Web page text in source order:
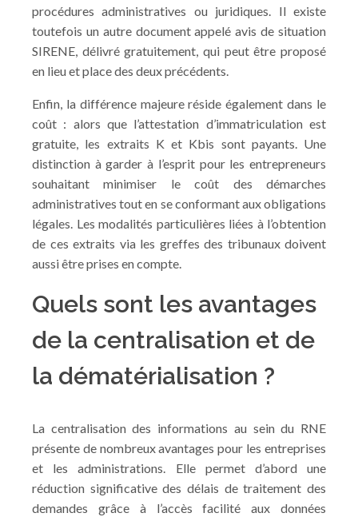
procédures administratives ou juridiques. Il existe
toutefois un autre document appelé avis de situation
SIRENE, délivré gratuitement, qui peut être proposé
en lieu et place des deux précédents.
Enfin, la différence majeure réside également dans le
coût : alors que l’attestation d’immatriculation est
gratuite, les extraits K et Kbis sont payants. Une
distinction à garder à l’esprit pour les entrepreneurs
souhaitant minimiser le coût des démarches
administratives tout en se conformant aux obligations
légales. Les modalités particulières liées à l’obtention
de ces extraits via les greffes des tribunaux doivent
aussi être prises en compte.
Quels sont les avantages
de la centralisation et de
la dématérialisation ?
La centralisation des informations au sein du RNE
présente de nombreux avantages pour les entreprises
et les administrations. Elle permet d’abord une
réduction significative des délais de traitement des
demandes grâce à l’accès facilité aux données